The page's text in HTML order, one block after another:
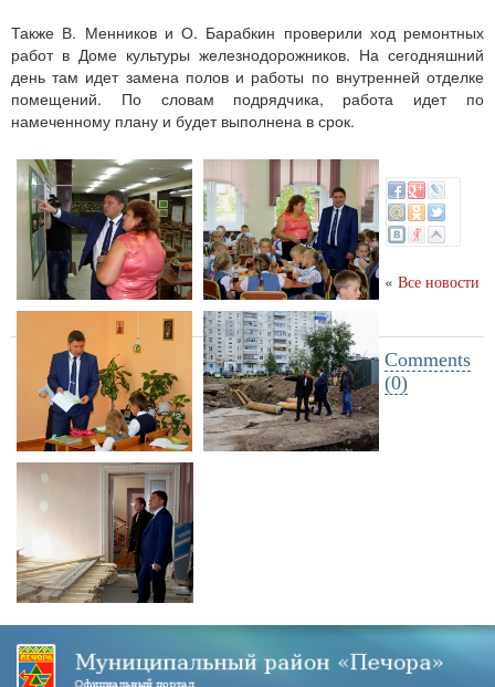
Также В. Менников и О. Барабкин проверили ход ремонтных
работ в Доме культуры железнодорожников. На сегодняшний
день там идет замена полов и работы по внутренней отделке
помещений. По словам подрядчика, работа идет по
намеченному плану и будет выполнена в срок.
« Все новости
Comments
(0)